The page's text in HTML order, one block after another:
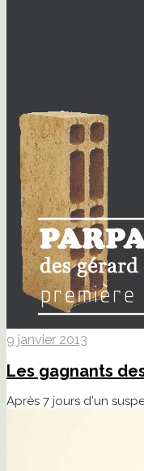
9 janvier 2013
Les gagnants
Après 7 jours d'un